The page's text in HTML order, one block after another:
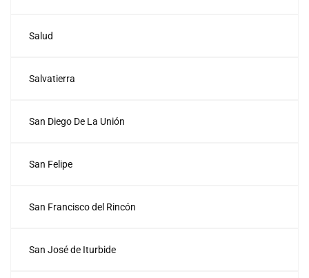
Salud
Salvatierra
San Diego De La Unión
San Felipe
San Francisco del Rincón
San José de Iturbide